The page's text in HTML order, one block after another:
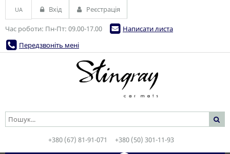
Час роботи: Пн-Пт: 09.00-17.00
Написати листа
Передзвоніть мені
UA Вхід Реєстрація
+380 (67) 81-91-071 +380 (50) 301-11-93